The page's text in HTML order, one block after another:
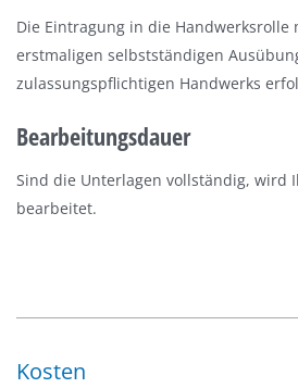
Die Eintragung in die Handwerksrolle
erstmaligen selbstständigen
zulassungspflichtigen Handwerks
Bearbeitungsdauer
Sind die Unterlagen vollständig, wird
bearbeitet.
Kosten